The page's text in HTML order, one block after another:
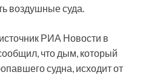
воздушные суда.
РИА Новости в
что дым, который
судна, исходит от